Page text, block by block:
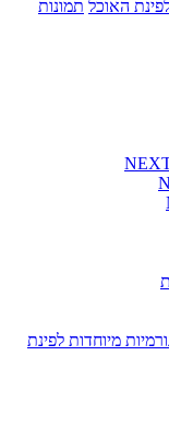
האוכל תמונות
מיוחדות לפינת